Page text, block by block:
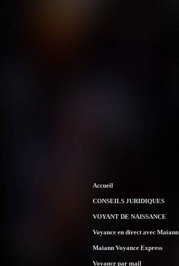
Accueil
CONSEILS JURIDIQUES
VOYANT DE NAISSANCE
Voyance en direct avec Maïann
Maiann Voyance Express
Voyance par mail